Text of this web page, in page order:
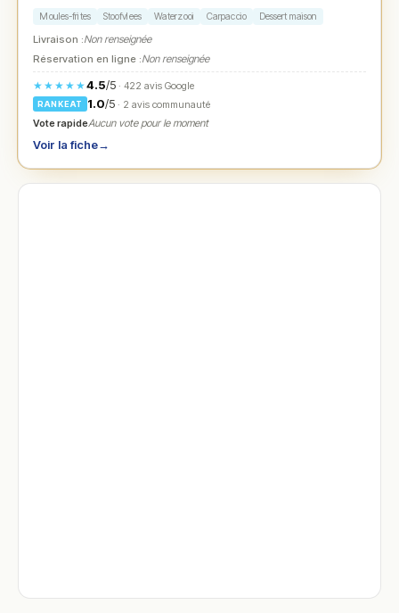
Moules-frites Stoofvlees Waterzooi Carpaccio Dessert maison
Livraison :Non renseignée
Réservation en ligne :Non renseignée
★★★★★4.5/5· 422 avis Google
RANKEAT 1.0/5 · 2 avis communauté
Vote rapideAucun vote pour le moment
Voir la fiche→